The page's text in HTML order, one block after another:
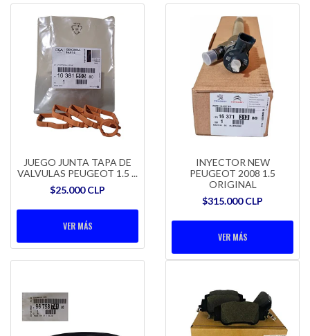
JUEGO JUNTA TAPA DE
VALVULAS PEUGEOT 1.5 ...
$25.000 CLP
VER MÁS
INYECTOR NEW
PEUGEOT 2008 1.5
ORIGINAL
$315.000 CLP
VER MÁS